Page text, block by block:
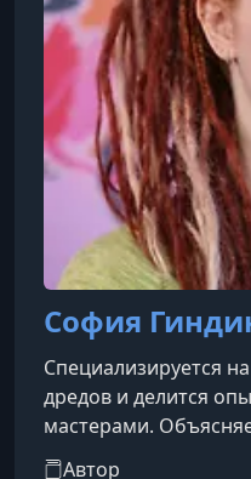
София
Специализируется
дредов и делится
мастерами.
длиной и типами
Автор